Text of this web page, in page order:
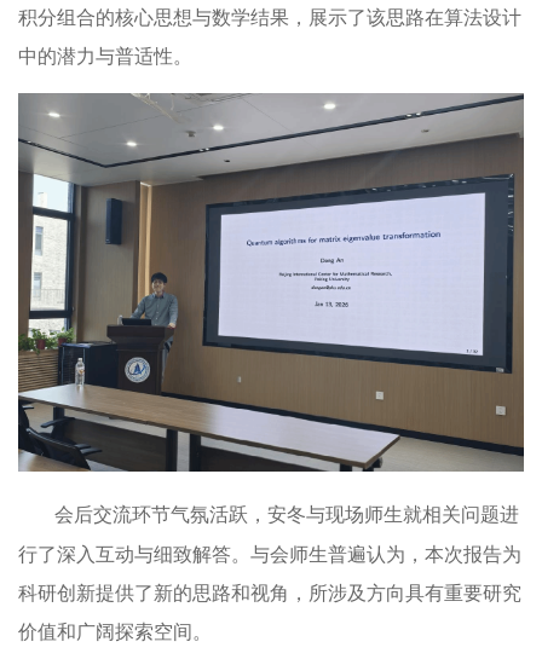
积分组合的核心思想与数学结果，展示了该思路在算法设计
中的潜力与普适性。
会后交流环节气氛活跃，安冬与现场师生就相关问题进
行了深入互动与细致解答。与会师生普遍认为，本次报告为
科研创新提供了新的思路和视角，所涉及方向具有重要研究
价值和广阔探索空间。